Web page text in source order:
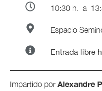
10:30 h. a
Espacio
Entrada libre
Impartido por Alexandre